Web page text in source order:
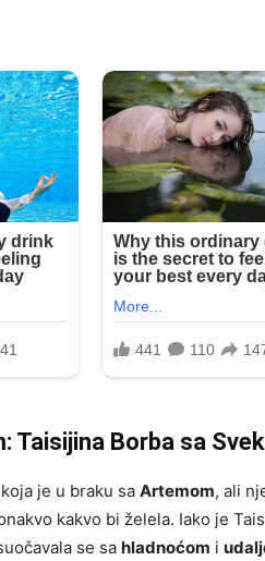
Taisijina Borba sa
je u braku sa Artemom, ali
kakvo bi želela. Iako je
se sa hladnoćom i